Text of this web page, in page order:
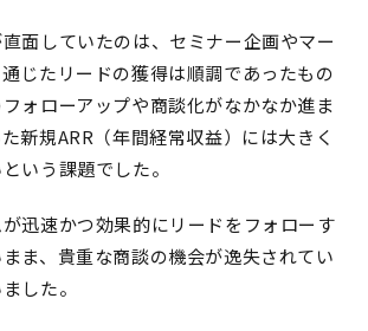
面していたのは、セミナー企画やマー
じたリードの獲得は順調であったもの
ォローアップや商談化がなかなか進ま
新規ARR（年間経常収益）には大きく
いう課題でした。
迅速かつ効果的にリードをフォローす
ま、貴重な商談の機会が逸失されてい
した。